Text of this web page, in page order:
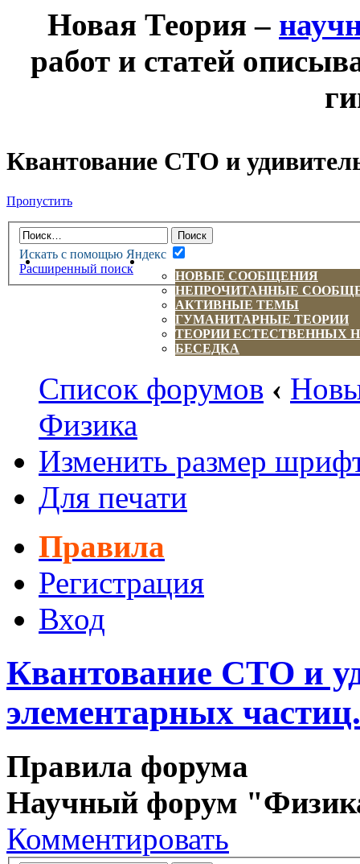
Новая Теория –
работ и статей
Квантование СТО и
Пропустить
Искать с помощью Яндекс
Расширенный поиск
НОВАЯ ТЕОРИЯФОРУМ
НОВЫЕ СООБЩЕНИЯ
НЕПРОЧИТАННЫЕ
АКТИВНЫЕ ТЕМЫ
ГУМАНИТАРНЫЕ ТЕОРИИ
ТЕОРИИ ЕСТЕСТВЕННЫХ
БЕСЕДКА
Список форумов ‹
Физика
Изменить размер
Для печати
Правила
Регистрация
Вход
Квантование СТО и
элементарных частиц.
Правила форума
Научный форум
Комментировать